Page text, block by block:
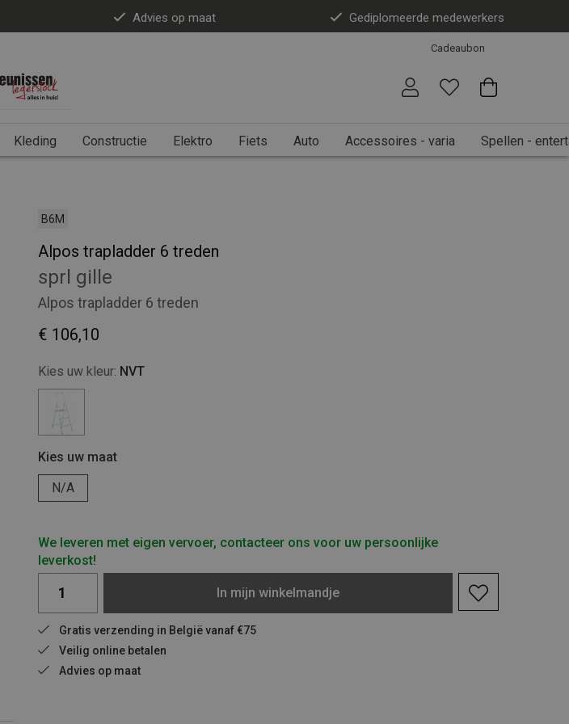
Advies op maat Gediplomeerde medewerkers
Cadeaubon
Kleding Constructie Elektro Fiets Auto Accessoires - varia Spellen -
B6M
Alpos trapladder 6 treden
sprl gille
Alpos trapladder 6 treden
€ 106,10
Kies uw kleur: NVT
Kies uw maat
N/A
We leveren met eigen vervoer, contacteer ons voor uw persoonlijke
leverkost!
In mijn winkelmandje
Gratis verzending in België vanaf €75
Veilig online betalen
Advies op maat